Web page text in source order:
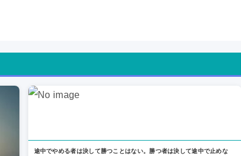
途中でやめる者は決して勝つことはない。勝つ者は決して途中で止めな